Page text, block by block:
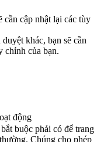
cần cập nhật lại các tùy
khác, bạn sẽ cần
chỉnh của bạn.
động
buộc phải có để trang
Chúng cho phép